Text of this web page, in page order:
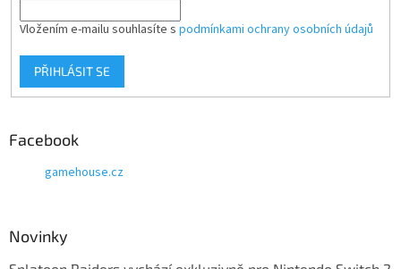
Vložením e-mailu souhlasíte s podmínkami ochrany osobních údajů
PŘIHLÁSIT SE
Facebook
gamehouse.cz
Novinky